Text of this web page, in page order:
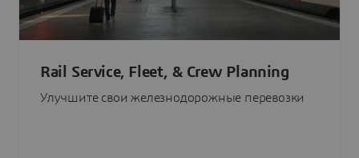
Rail Service, Fleet, & Crew Planning
Улучшите свои железнодорожные перевозки